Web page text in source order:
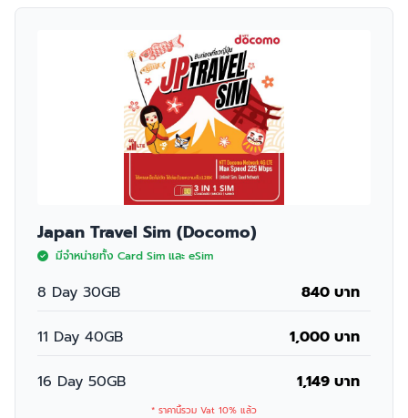
Japan Travel Sim (Docomo)
มีจำหน่ายทั้ง Card Sim และ eSim
8 Day 30GB 840 บาท
11 Day 40GB 1,000 บาท
16 Day 50GB 1,149 บาท
* ราคานี้รวม Vat 10% แล้ว